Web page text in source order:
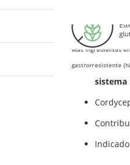
para
Tiene
Al
sistema
Más ingredientes
gastrorresistente